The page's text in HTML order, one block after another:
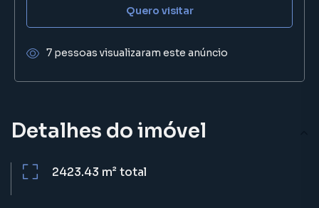
Detalhes do imóvel
2423.43 m²total
Quero visitar
7 pessoas visualizaram este anúncio